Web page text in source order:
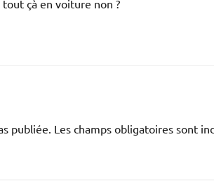
çà en voiture non ?
publiée. Les champs obligatoires sont